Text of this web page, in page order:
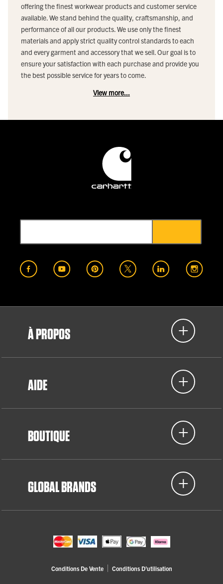
offering the finest workwear products and customer service
available. We stand behind the quality, craftsmanship, and
performance of all our products. We use only the finest
materials and apply strict quality control standards to each
and every garment and accessory that we sell. Our goal is to
ensure your satisfaction with each purchase and provide you
the best possible service for years to come.
View more...
À PROPOS
AIDE
BOUTIQUE
GLOBAL BRANDS
Conditions De Vente Conditions D'utilisation